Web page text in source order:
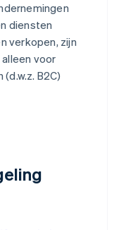
diensten
verkopen, zijn
voor
B2C)